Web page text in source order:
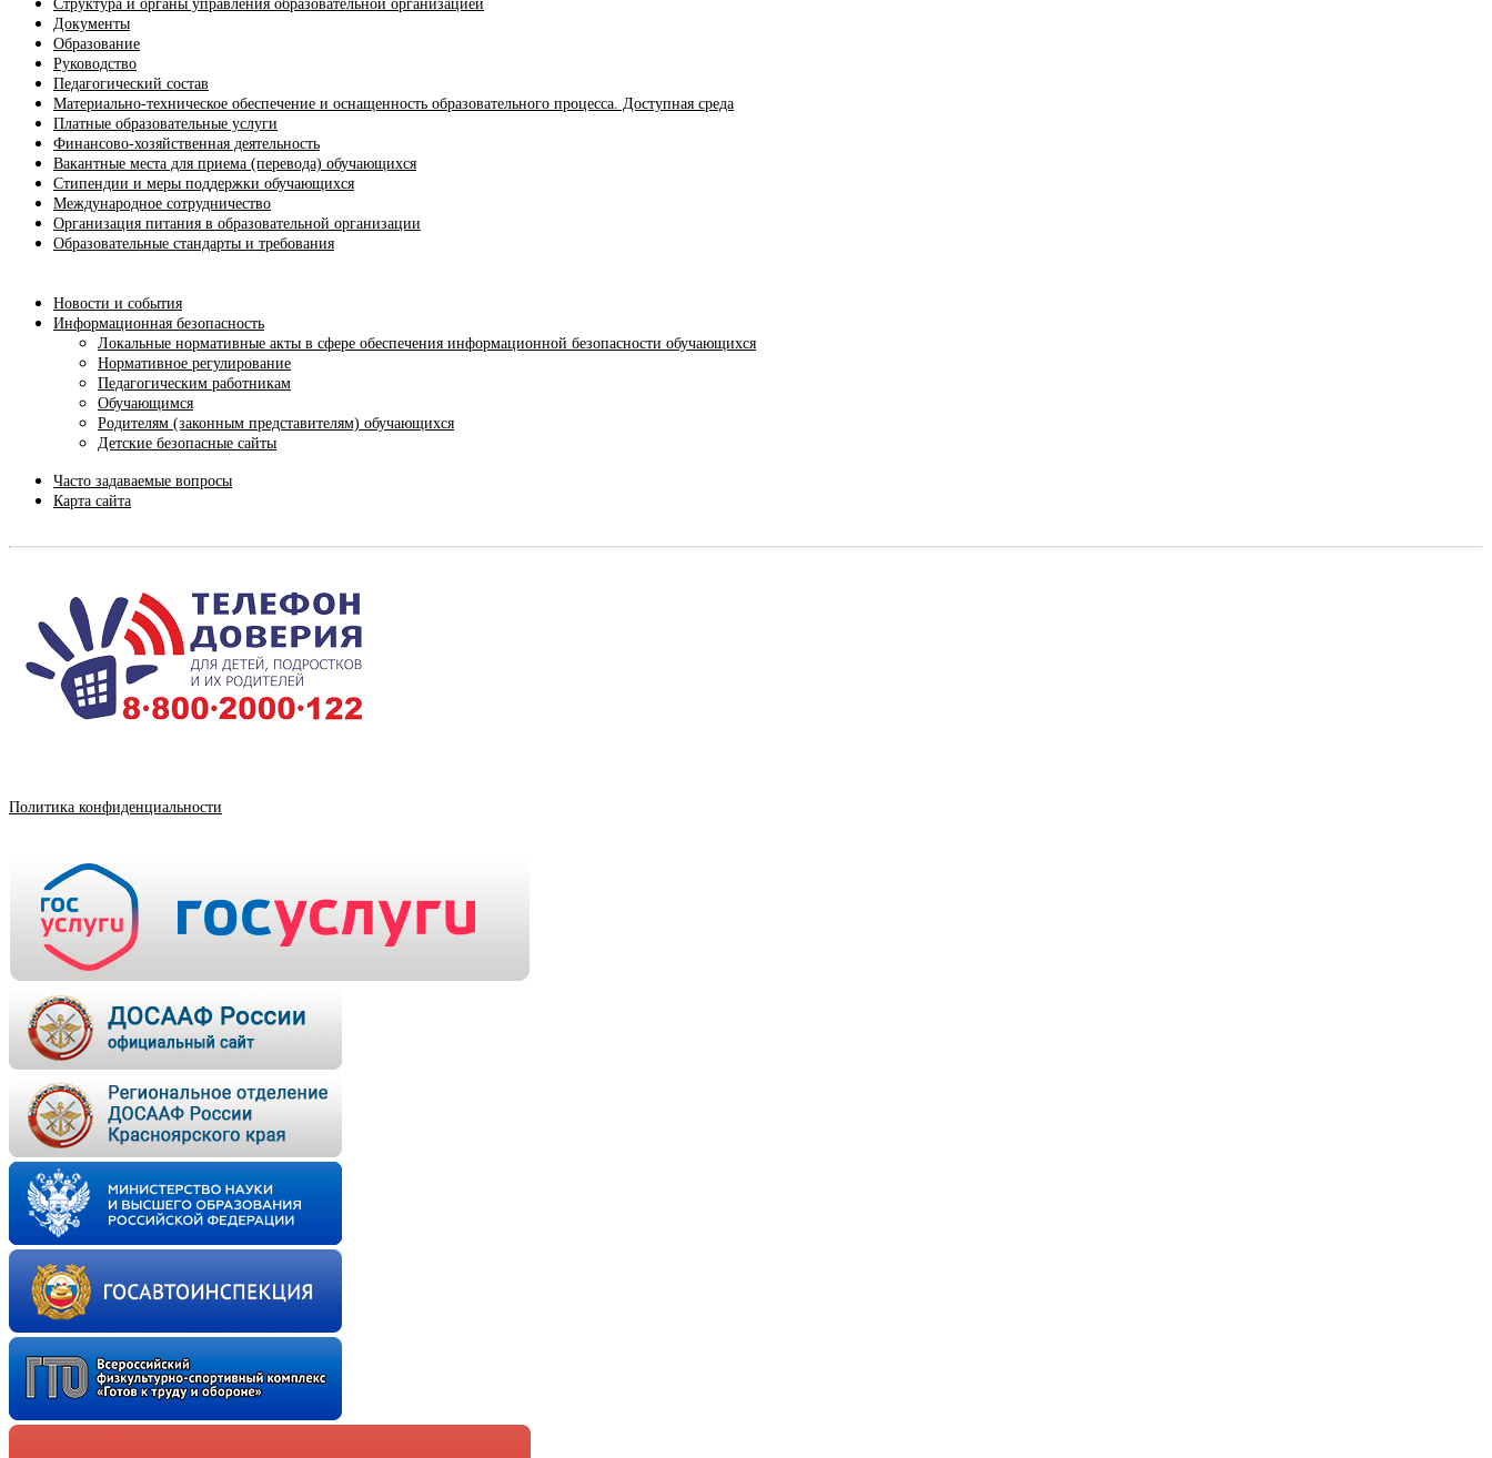
Структура и органы управления образовательной организацией
Документы
Образование
Руководство
Педагогический состав
Материально-техническое обеспечение и оснащенность образовательного процесса. Доступная среда
Платные образовательные услуги
Финансово-хозяйственная деятельность
Вакантные места для приема (перевода) обучающихся
Стипендии и меры поддержки обучающихся
Международное сотрудничество
Организация питания в образовательной организации
Образовательные стандарты и требования
Новости и события
Информационная безопасность
Локальные нормативные акты в сфере обеспечения информационной безопасности обучающихся
Нормативное регулирование
Педагогическим работникам
Обучающимся
Родителям (законным представителям) обучающихся
Детские безопасные сайты
Часто задаваемые вопросы
Карта сайта
Политика конфиденциальности